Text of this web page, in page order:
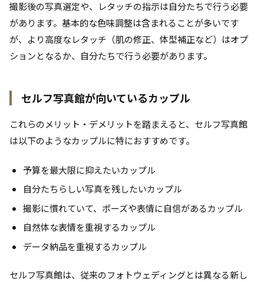
撮影後の写真選定や、レタッチの指示は自分たちで行う必要
があります。基本的な色味調整は含まれることが多いです
が、より高度なレタッチ（肌の修正、体型補正など）はオプ
ションとなるか、自分たちで行う必要があります。
セルフ写真館が向いているカップル
これらのメリット・デメリットを踏まえると、セルフ写真館
は以下のようなカップルに特におすすめです。
予算を最大限に抑えたいカップル
自分たちらしい写真を残したいカップル
撮影に慣れていて、ポーズや表情に自信があるカップル
自然体な表情を重視するカップル
データ納品を重視するカップル
セルフ写真館は、従来のフォトウェディングとは異なる新し